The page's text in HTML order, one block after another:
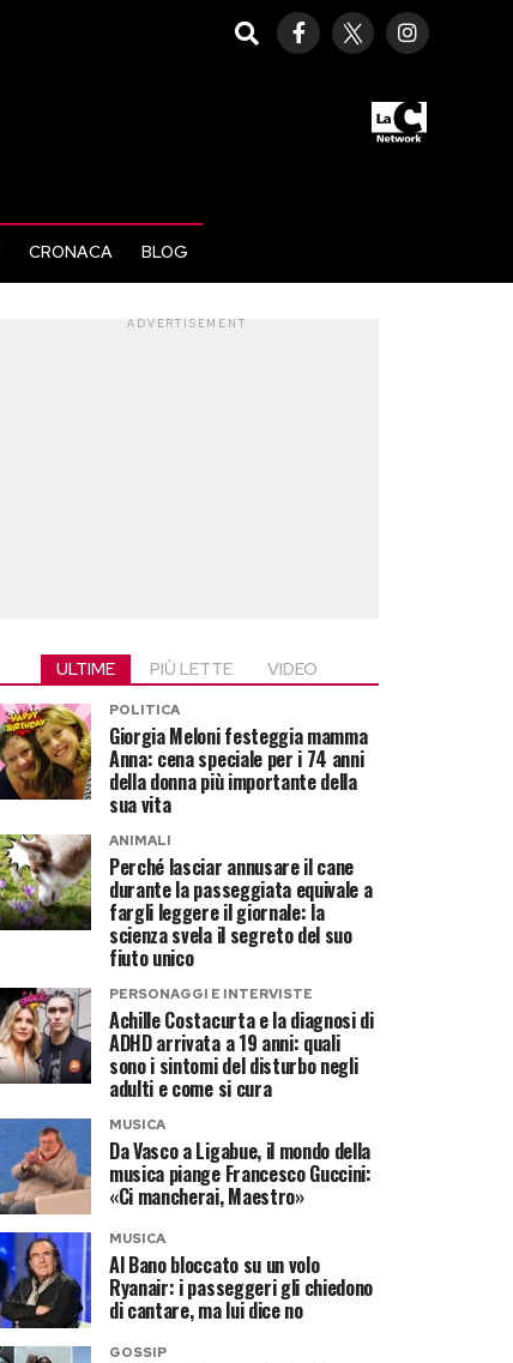
CRONACA BLOG
ADVERTISEMENT
ULTIME PIÙ LETTE VIDEO
POLITICA
Giorgia Meloni festeggia mamma
Anna: cena speciale per i 74 anni
della donna più importante della
sua vita
ANIMALI
Perché lasciar annusare il cane
durante la passeggiata equivale a
fargli leggere il giornale: la
scienza svela il segreto del suo
fiuto unico
PERSONAGGI E INTERVISTE
Achille Costacurta e la diagnosi di
ADHD arrivata a 19 anni: quali
sono i sintomi del disturbo negli
adulti e come si cura
MUSICA
Da Vasco a Ligabue, il mondo della
musica piange Francesco Guccini:
«Ci mancherai, Maestro»
MUSICA
Al Bano bloccato su un volo
Ryanair: i passeggeri gli chiedono
di cantare, ma lui dice no
GOSSIP